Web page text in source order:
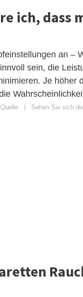
ich, dass
an –
sein, die
Je höher
Sehen Sie sich